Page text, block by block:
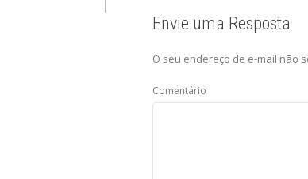
Envie uma Resposta
O seu endereço de e-mail não
Comentário